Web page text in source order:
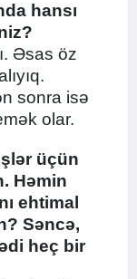
hansı
Əsas öz
sonra isə
olar.
üçün
Həmin
ehtimal
Səncə,
heç bir